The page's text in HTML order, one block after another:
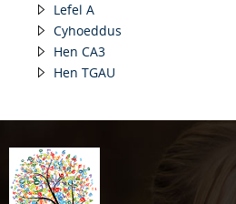
Lefel A
Cyhoeddus
Hen CA3
Hen TGAU